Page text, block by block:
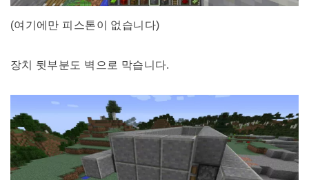
(여기에만 피스톤이 없습니다)
장치 뒷부분도 벽으로 막습니다.